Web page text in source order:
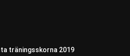
träningsskorna 2019